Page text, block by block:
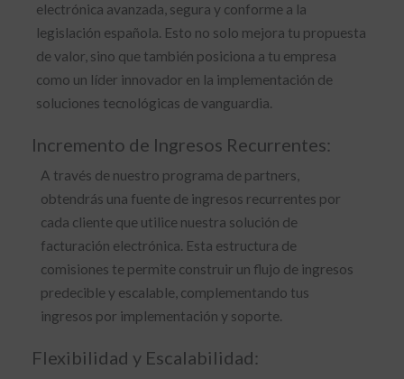
electrónica avanzada, segura y conforme a la
legislación española. Esto no solo mejora tu propuesta
de valor, sino que también posiciona a tu empresa
como un líder innovador en la implementación de
soluciones tecnológicas de vanguardia.
Incremento de Ingresos Recurrentes:
A través de nuestro programa de partners,
obtendrás una fuente de ingresos recurrentes por
cada cliente que utilice nuestra solución de
facturación electrónica. Esta estructura de
comisiones te permite construir un flujo de ingresos
predecible y escalable, complementando tus
ingresos por implementación y soporte.
Flexibilidad y Escalabilidad: